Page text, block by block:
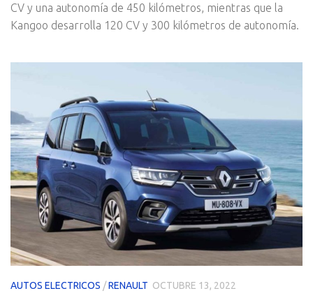
CV y una autonomía de 450 kilómetros, mientras que la
Kangoo desarrolla 120 CV y 300 kilómetros de autonomía.
AUTOS ELECTRICOS /RENAULT OCTUBRE 13, 2022